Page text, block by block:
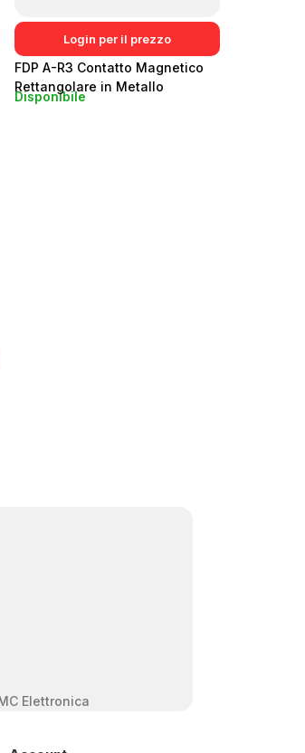
Login per il prezzo
FDP A-R3 Contatto Magnetico
Rettangolare in Metallo
Montaggio a Vista
Disponibile